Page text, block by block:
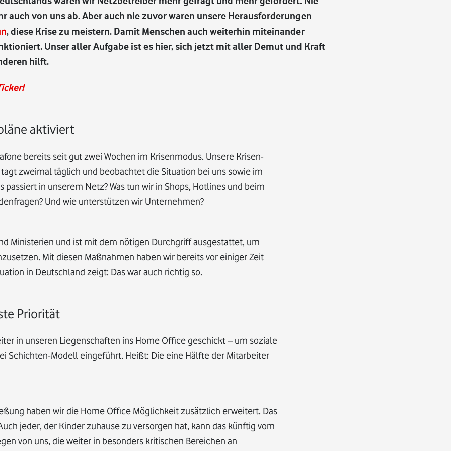
von uns ab. Aber auch nie zuvor waren unsere Herausforderungen
, diese Krise zu meistern. Damit Menschen auch weiterhin miteinander
Unser aller Aufgabe ist es hier, sich jetzt mit aller Demut und Kraft
hilft.
aktiviert
bereits seit gut zwei Wochen im Krisenmodus. Unsere Krisen-
zweimal täglich und beobachtet die Situation bei uns sowie im
in unserem Netz? Was tun wir in Shops, Hotlines und beim
Und wie unterstützen wir Unternehmen?
Ministerien und ist mit dem nötigen Durchgriff ausgestattet, um
Mit diesen Maßnahmen haben wir bereits vor einiger Zeit
in Deutschland zeigt: Das war auch richtig so.
Priorität
in unseren Liegenschaften ins Home Office geschickt – um soziale
Schichten-Modell eingeführt. Heißt: Die eine Hälfte der Mitarbeiter
haben wir die Home Office Möglichkeit zusätzlich erweitert. Das
jeder, der Kinder zuhause zu versorgen hat, kann das künftig vom
von uns, die weiter in besonders kritischen Bereichen an